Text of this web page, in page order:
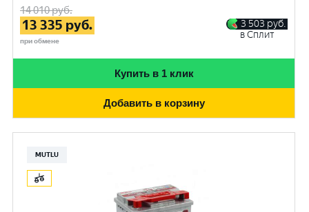
14 010руб.
13 335 руб.
при обмене
3 503 руб.
в Сплит
Купить в 1 клик
Добавить в корзину
MUTLU